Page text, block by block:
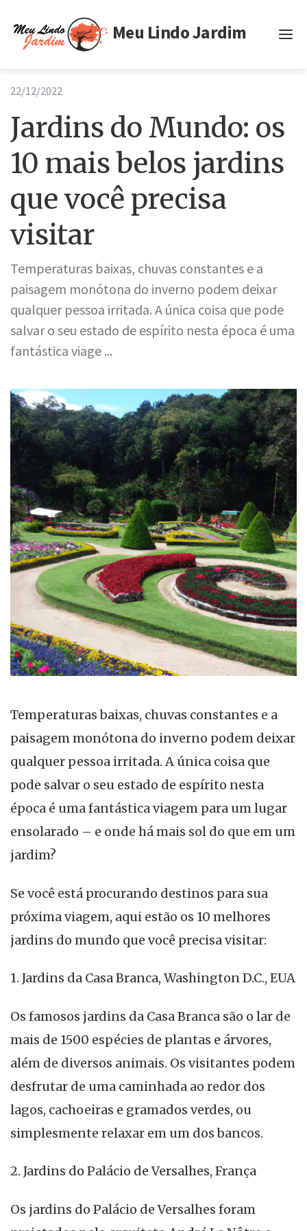
Meu Lindo Jardim
Inicio
Termos de Uso
22/12/2022
Jardins do Mundo: os
10 mais belos jardins
que você precisa
visitar
Temperaturas baixas, chuvas constantes e a
paisagem monótona do inverno podem deixar
qualquer pessoa irritada. A única coisa que pode
salvar o seu estado de espírito nesta época é uma
fantástica viage ...
Temperaturas baixas, chuvas constantes e a
paisagem monótona do inverno podem deixar
qualquer pessoa irritada. A única coisa que
pode salvar o seu estado de espírito nesta
época é uma fantástica viagem para um lugar
ensolarado – e onde há mais sol do que em um
jardim?
Se você está procurando destinos para sua
próxima viagem, aqui estão os 10 melhores
jardins do mundo que você precisa visitar:
1. Jardins da Casa Branca, Washington D.C., EUA
Os famosos jardins da Casa Branca são o lar de
mais de 1500 espécies de plantas e árvores,
além de diversos animais. Os visitantes podem
desfrutar de uma caminhada ao redor dos
lagos, cachoeiras e gramados verdes, ou
simplesmente relaxar em um dos bancos.
2. Jardins do Palácio de Versalhes, França
Os jardins do Palácio de Versalhes foram